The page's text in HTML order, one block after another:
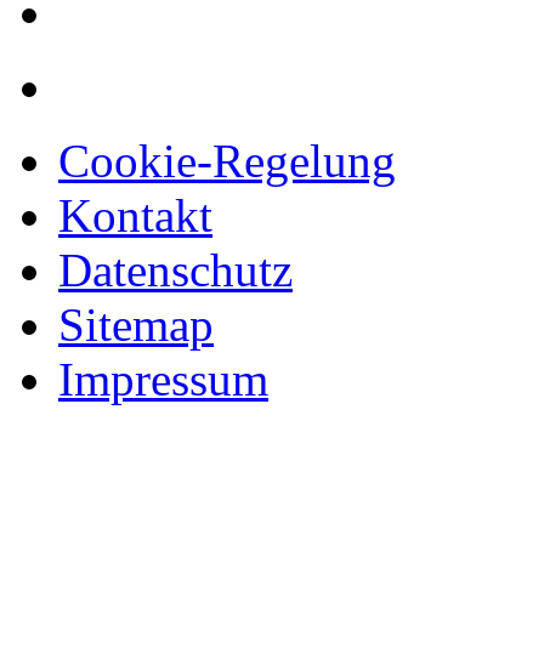
Cookie-Regelung
Kontakt
Datenschutz
Sitemap
Impressum